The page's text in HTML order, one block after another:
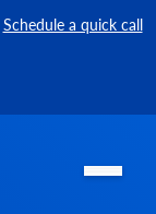
Schedule a quick call